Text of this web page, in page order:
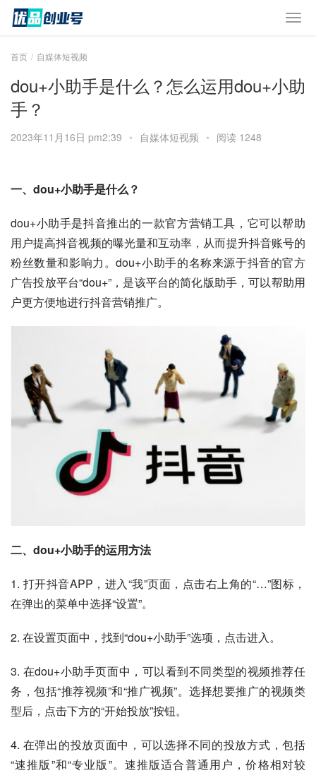
首页 自媒体短视频
dou+小助手是什么？怎么运用dou+小助
手？
2023年11月16日 pm2:39 • 自媒体短视频 • 阅读 1248
一、dou+小助手是什么？
dou+小助手是抖音推出的一款官方营销工具，它可以帮助
用户提高抖音视频的曝光量和互动率，从而提升抖音账号的
粉丝数量和影响力。dou+小助手的名称来源于抖音的官方
广告投放平台“dou+”，是该平台的简化版助手，可以帮助用
户更方便地进行抖音营销推广。
二、dou+小助手的运用方法
1. 打开抖音APP，进入“我”页面，点击右上角的“…”图标，
在弹出的菜单中选择“设置”。
2. 在设置页面中，找到“dou+小助手”选项，点击进入。
3. 在dou+小助手页面中，可以看到不同类型的视频推荐任
务，包括“推荐视频”和“推广视频”。选择想要推广的视频类
型后，点击下方的“开始投放”按钮。
4. 在弹出的投放页面中，可以选择不同的投放方式，包括
“速推版”和“专业版”。速推版适合普通用户，价格相对较